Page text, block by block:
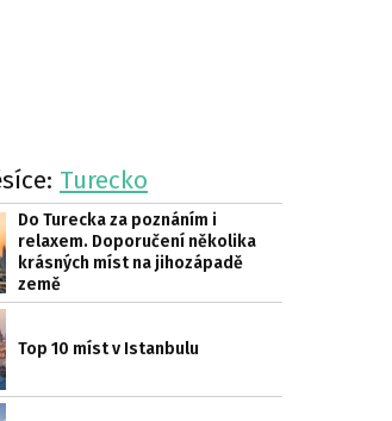
Turecko
Do Turecka za poznáním i
relaxem. Doporučení několika
krásných míst na jihozápadě
země
Top 10 míst v Istanbulu